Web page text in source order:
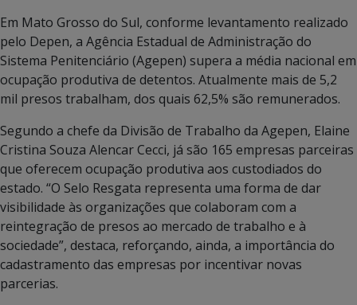
Em Mato Grosso do Sul, conforme levantamento realizado
pelo Depen, a Agência Estadual de Administração do
Sistema Penitenciário (Agepen) supera a média nacional em
ocupação produtiva de detentos. Atualmente mais de 5,2
mil presos trabalham, dos quais 62,5% são remunerados.
Segundo a chefe da Divisão de Trabalho da Agepen, Elaine
Cristina Souza Alencar Cecci, já são 165 empresas parceiras
que oferecem ocupação produtiva aos custodiados do
estado. “O Selo Resgata representa uma forma de dar
visibilidade às organizações que colaboram com a
reintegração de presos ao mercado de trabalho e à
sociedade”, destaca, reforçando, ainda, a importância do
cadastramento das empresas por incentivar novas
parcerias.